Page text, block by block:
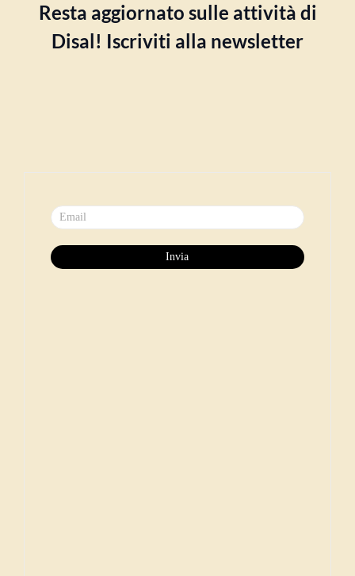
Resta aggiornato sulle attività di
Disal! Iscriviti alla newsletter